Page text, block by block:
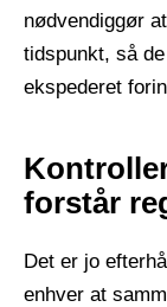
nødvendiggør
tidspunkt, så
ekspederet
forstår
Det er jo
enhver at